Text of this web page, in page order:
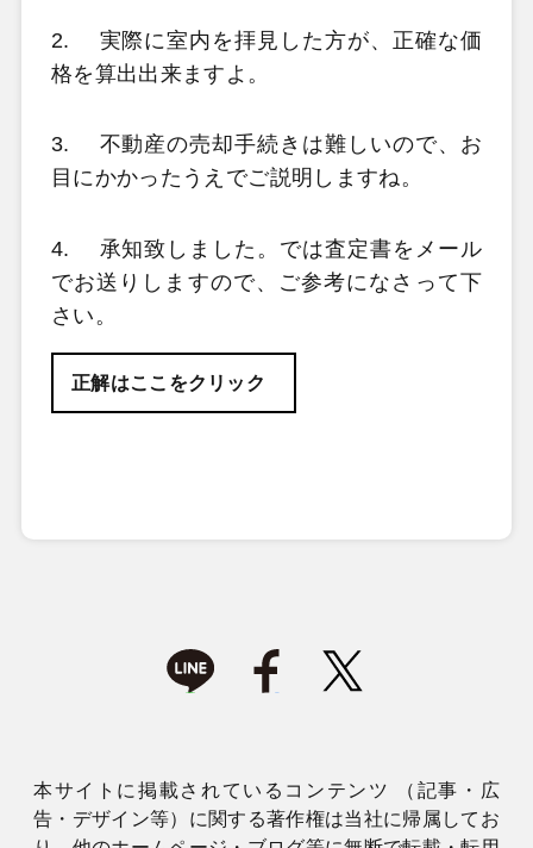
2.
実際に室内を拝見した方が、正確な価
格を算出出来ますよ。
3.
不動産の売却手続きは難しいので、お
目にかかったうえでご説明しますね。
4.
承知致しました。では査定書をメール
でお送りしますので、ご参考になさって下
さい。
正解はここをクリック
本サイトに掲載されているコンテンツ （記事・広
告・デザイン等）に関する著作権は当社に帰属してお